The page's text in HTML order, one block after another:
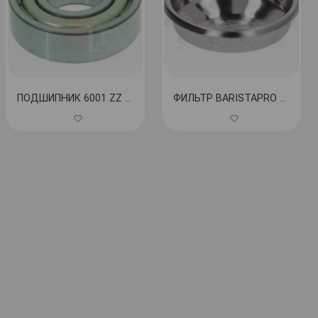
ПОДШИПНИК 6001 ZZ NSK КОД: 1199062 ФИЛЬТР BARISTAPRO 1T 10/12 гр КОД: 1460026